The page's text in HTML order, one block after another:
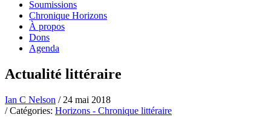
Soumissions
Chronique Horizons
À propos
Dons
Agenda
Actualité littéraire
Ian C Nelson / 24 mai 2018
/ Catégories: Horizons - Chronique littéraire